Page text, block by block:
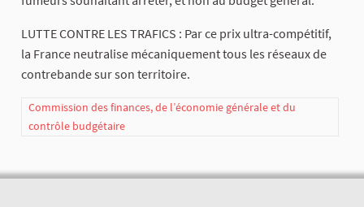
LUTTE CONTRE LES TRAFICS : Par ce prix ultra-compétitif,
la France neutralise mécaniquement tous les réseaux de
contrebande sur son territoire.
Commission des finances, de l’économie générale et du
contrôle budgétaire